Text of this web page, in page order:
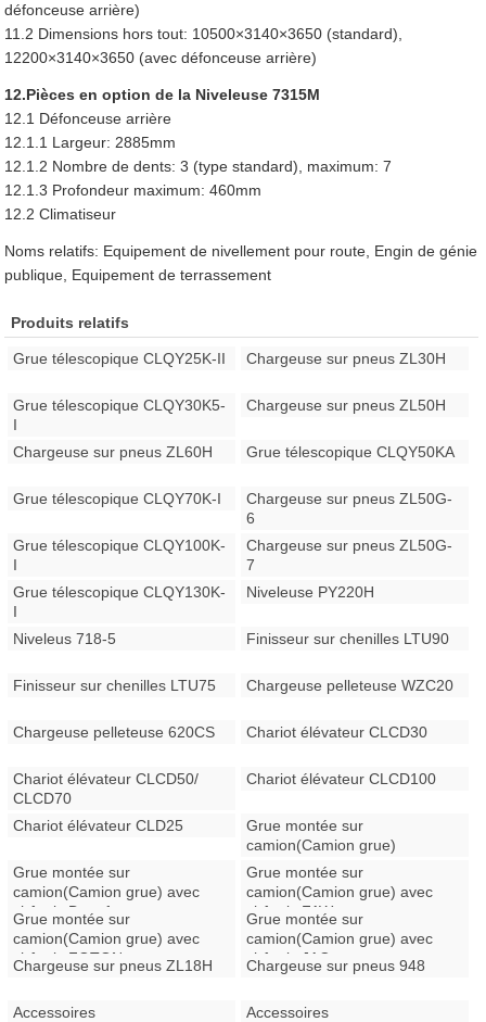
défonceuse arrière)
11.2 Dimensions hors tout: 10500×3140×3650 (standard),
12200×3140×3650 (avec défonceuse arrière)
12.Pièces en option de la Niveleuse 7315M
12.1 Défonceuse arrière
12.1.1 Largeur: 2885mm
12.1.2 Nombre de dents: 3 (type standard), maximum: 7
12.1.3 Profondeur maximum: 460mm
12.2 Climatiseur
Noms relatifs: Equipement de nivellement pour route, Engin de génie
publique, Equipement de terrassement
Produits relatifs
Grue télescopique CLQY25K-II Chargeuse sur pneus ZL30H
Grue télescopique CLQY30K5-
I
Chargeuse sur pneus ZL50H
Chargeuse sur pneus ZL60H Grue télescopique CLQY50KA
Grue télescopique CLQY70K-I
Chargeuse sur pneus ZL50G-
6
Grue télescopique CLQY100K-
I
Chargeuse sur pneus ZL50G-
7
Grue télescopique CLQY130K-
I
Niveleuse PY220H
Niveleus 718-5 Finisseur sur chenilles LTU90
Finisseur sur chenilles LTU75 Chargeuse pelleteuse WZC20
Chargeuse pelleteuse 620CS Chariot élévateur CLCD30
Chariot élévateur CLCD50/
CLCD70
Chariot élévateur CLCD100
Chariot élévateur CLD25
Grue montée sur
camion(Camion grue)
Grue montée sur
camion(Camion grue) avec
châssis Dongfeng
Grue montée sur
camion(Camion grue) avec
châssis FAW
Grue montée sur
camion(Camion grue) avec
châssis FOTON
Grue montée sur
camion(Camion grue) avec
châssis JAC
Chargeuse sur pneus ZL18H Chargeuse sur pneus 948
Accessoires Accessoires